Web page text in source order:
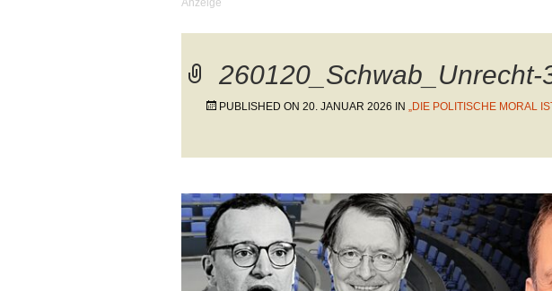
260120_Schwab_Unrecht-
PUBLISHED ON 20. JANUAR 2026 IN „DIE POLITISCHE MORAL